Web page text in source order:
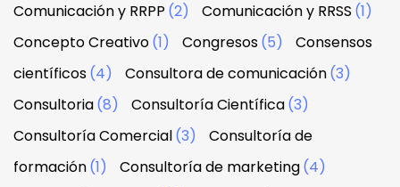
Comunicación y RRPP (2) Comunicación y RRSS (1)
Concepto Creativo(1) Congresos(5)
Consensos
científicos(4) Consultora de comunicación(3)
Consultoria(8) Consultoría Científica(3)
Consultoría Comercial(3)
Consultoría de
formación(1) Consultoría de marketing(4)